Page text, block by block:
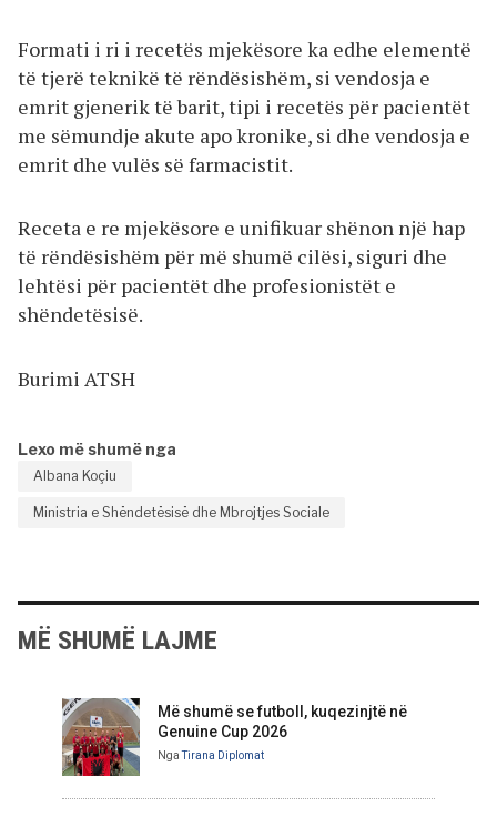
Formati i ri i recetës mjekësore ka edhe elementë
të tjerë teknikë të rëndësishëm, si vendosja e
emrit gjenerik të barit, tipi i recetës për pacientët
me sëmundje akute apo kronike, si dhe vendosja e
emrit dhe vulës së farmacistit.
Receta e re mjekësore e unifikuar shënon një hap
të rëndësishëm për më shumë cilësi, siguri dhe
lehtësi për pacientët dhe profesionistët e
shëndetësisë.
Burimi ATSH
Lexo më shumë nga
Albana Koçiu
Ministria e Shëndetësisë dhe Mbrojtjes Sociale
MË SHUMË LAJME
Më shumë se futboll, kuqezinjtë në
Genuine Cup 2026
NgaTirana Diplomat